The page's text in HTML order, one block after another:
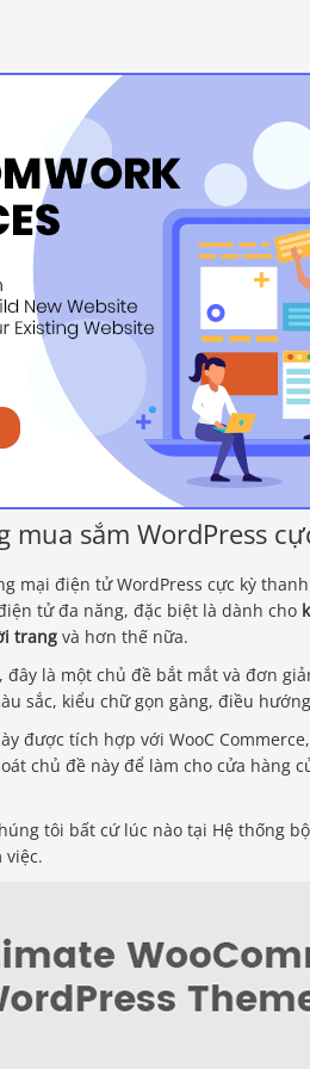
mua sắm WordPress
mại điện tử WordPress cực kỳ
tử đa năng, đặc biệt là dành cho
trang và hơn thế nữa.
là một chủ đề bắt mắt và đơn
sắc, kiểu chữ gọn gàng, điều
được tích hợp với WooC
chủ đề này để làm cho cửa hàng
tôi bất cứ lúc nào tại Hệ thống